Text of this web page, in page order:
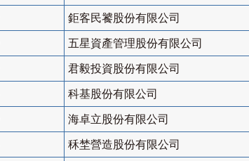
鉅客民饕股份有限公司
五星資產管理股份有限公司
君毅投資股份有限公司
科基股份有限公司
海卓立股份有限公司
秝埜營造股份有限公司